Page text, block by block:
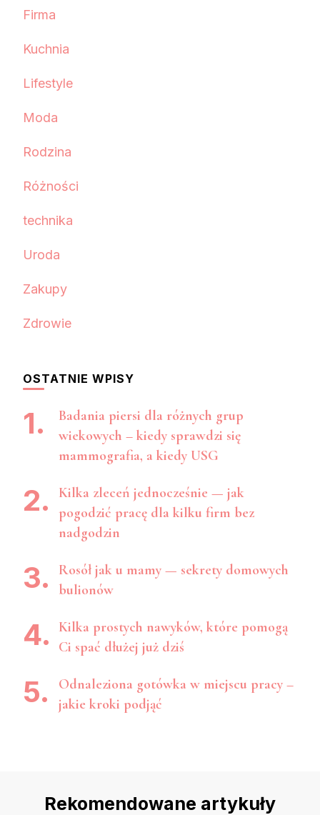
Firma
Kuchnia
Lifestyle
Moda
Rodzina
Różności
technika
Uroda
Zakupy
Zdrowie
OSTATNIE WPISY
Badania piersi dla różnych grup
wiekowych – kiedy sprawdzi się
mammografia, a kiedy USG
Kilka zleceń jednocześnie — jak
pogodzić pracę dla kilku firm bez
nadgodzin
Rosół jak u mamy — sekrety domowych
bulionów
Kilka prostych nawyków, które pomogą
Ci spać dłużej już dziś
Odnaleziona gotówka w miejscu pracy –
jakie kroki podjąć
Rekomendowane artykuły